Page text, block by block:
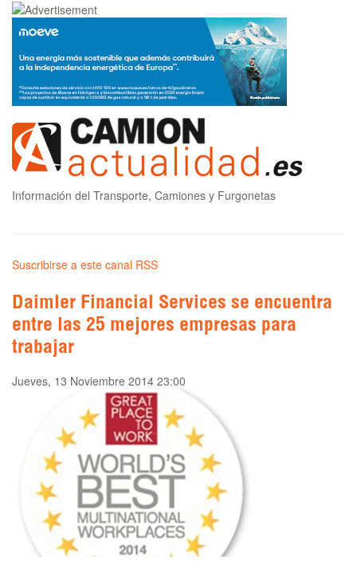
Información del Transporte, Camiones y Furgonetas
Suscribirse a este canal RSS
Daimler Financial Services se encuentra
entre las 25 mejores empresas para
trabajar
Jueves, 13 Noviembre 2014 23:00